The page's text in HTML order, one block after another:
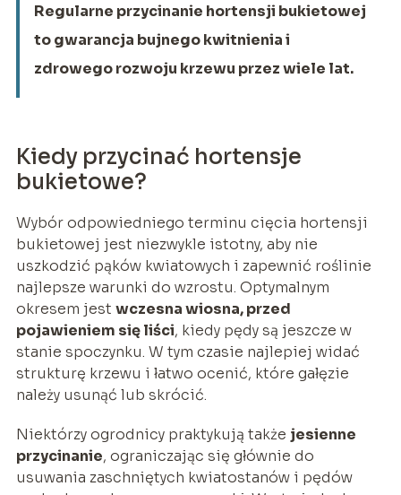
Regularne przycinanie hortensji bukietowej
to gwarancja bujnego kwitnienia i
zdrowego rozwoju krzewu przez wiele lat.
Kiedy przycinać hortensje
bukietowe?
Wybór odpowiedniego terminu cięcia hortensji
bukietowej jest niezwykle istotny, aby nie
uszkodzić pąków kwiatowych i zapewnić roślinie
najlepsze warunki do wzrostu. Optymalnym
okresem jest wczesna wiosna, przed
pojawieniem się liści, kiedy pędy są jeszcze w
stanie spoczynku. W tym czasie najlepiej widać
strukturę krzewu i łatwo ocenić, które gałęzie
należy usunąć lub skrócić.
Niektórzy ogrodnicy praktykują także jesienne
przycinanie, ograniczając się głównie do
usuwania zaschniętych kwiatostanów i pędów